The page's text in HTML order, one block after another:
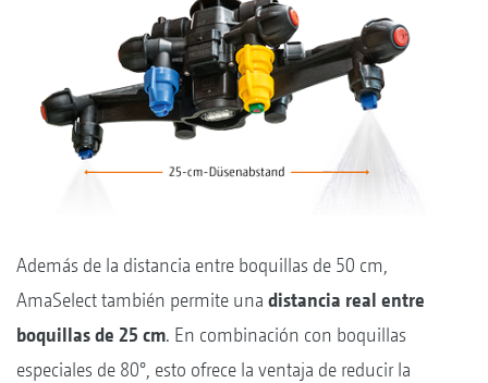
Además de la distancia entre boquillas de 50 cm,
AmaSelect también permite una distancia real entre
boquillas de 25 cm. En combinación con boquillas
especiales de 80°, esto ofrece la ventaja de reducir la